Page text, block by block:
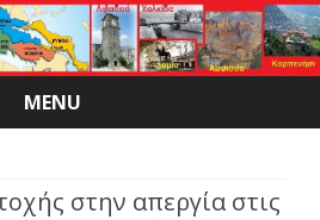
MENU
Skip
στην απεργία στις